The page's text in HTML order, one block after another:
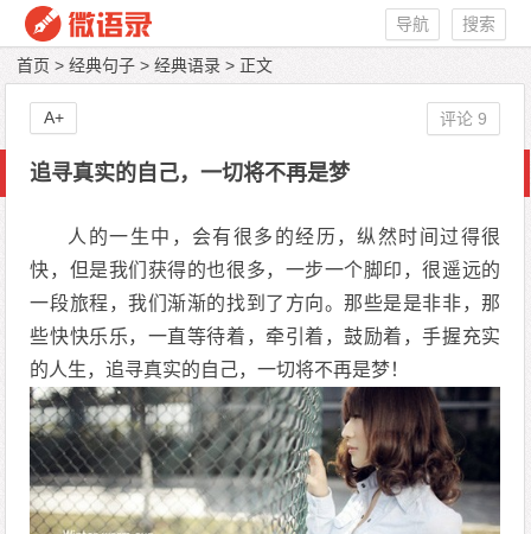
搜索
导航
首页 >经典句子 >经典语录 > 正文
追寻真实的自己，一切将不再是梦
人的一生中，会有很多的经历，纵然时间过得很
快，但是我们获得的也很多，一步一个脚印，很遥远的
一段旅程，我们渐渐的找到了方向。那些是是非非，那
些快快乐乐，一直等待着，牵引着，鼓励着，手握充实
的人生，追寻真实的自己，一切将不再是梦！
评论 9
A+